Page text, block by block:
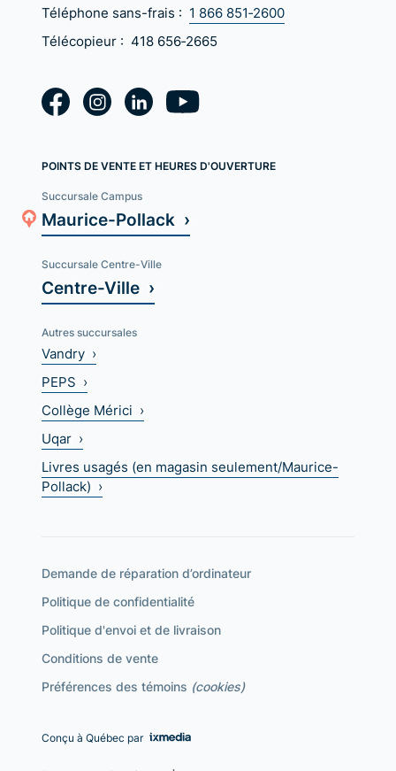
Téléphone sans-frais : 1 866 851‑2600
Télécopieur : 418 656‑2665
POINTS DE VENTE ET HEURES D'OUVERTURE
Succursale Campus
Maurice-Pollack ›
Succursale Centre-Ville
Centre-Ville ›
Autres succursales
Vandry ›
PEPS ›
Collège Mérici ›
Uqar ›
Livres usagés (en magasin seulement/Maurice-
Pollack) ›
Demande de réparation d’ordinateur
Politique de confidentialité
Politique d'envoi et de livraison
Conditions de vente
Préférences des témoins (cookies)
Conçu à Québec par